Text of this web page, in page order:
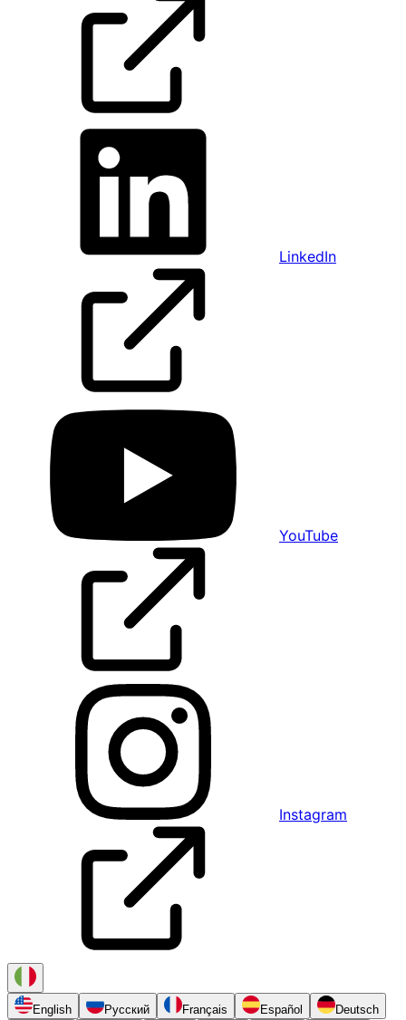
LinkedIn
YouTube
Instagram
English Русский Français Español
Deutsch